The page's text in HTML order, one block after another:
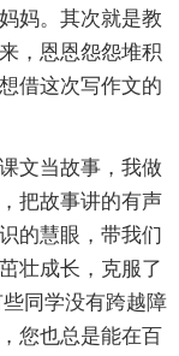
妈。其次就是教
，恩恩怨怨堆积
借这次写作文的
文当故事，我做
把故事讲的有声
的慧眼，带我们
壮成长，克服了
同学没有跨越障
您也总是能在百